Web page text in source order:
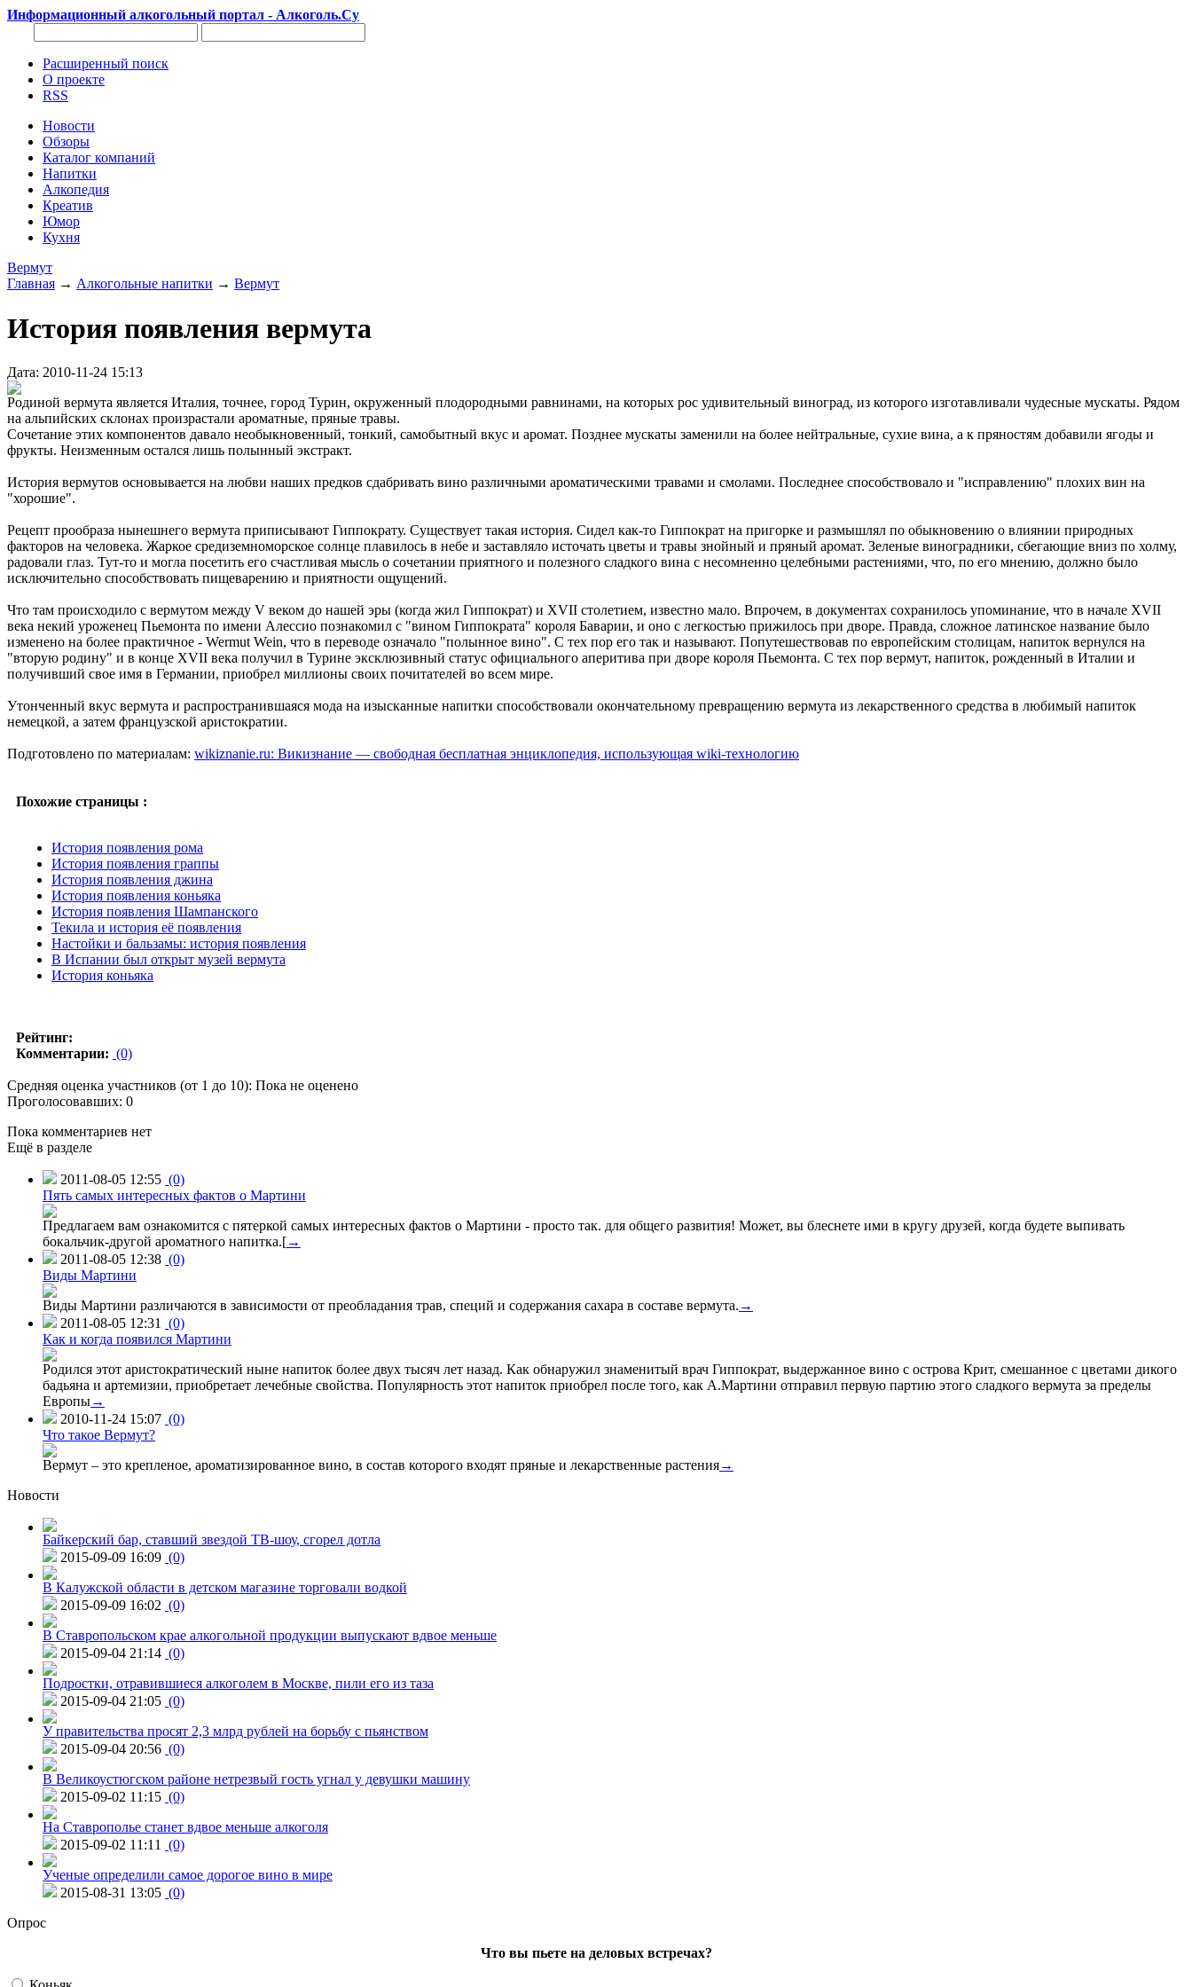
Информационный алкогольный портал - Алкоголь.Су
Расширенный поиск
О проекте
RSS
Новости
Обзоры
Каталог компаний
Напитки
Алкопедия
Креатив
Юмор
Кухня
Вермут
Главная → Алкогольные напитки → Вермут
История появления вермута
Дата: 2010-11-24 15:13
Родиной вермута является Италия, точнее, город Турин, окруженный плодородными равнинами, на которых рос удивительный виноград, из которого изготавливали чудесные мускаты. Рядом
на альпийских склонах произрастали ароматные, пряные травы.
Сочетание этих компонентов давало необыкновенный, тонкий, самобытный вкус и аромат. Позднее мускаты заменили на более нейтральные, сухие вина, а к пряностям добавили ягоды и
фрукты. Неизменным остался лишь полынный экстракт.
История вермутов основывается на любви наших предков сдабривать вино различными ароматическими травами и смолами. Последнее способствовало и "исправлению" плохих вин на
"хорошие".
Рецепт прообраза нынешнего вермута приписывают Гиппократу. Существует такая история. Сидел как-то Гиппократ на пригорке и размышлял по обыкновению о влиянии природных
факторов на человека. Жаркое средиземноморское солнце плавилось в небе и заставляло источать цветы и травы знойный и пряный аромат. Зеленые виноградники, сбегающие вниз по холму,
радовали глаз. Тут-то и могла посетить его счастливая мысль о сочетании приятного и полезного сладкого вина с несомненно целебными растениями, что, по его мнению, должно было
исключительно способствовать пищеварению и приятности ощущений.
Что там происходило с вермутом между V веком до нашей эры (когда жил Гиппократ) и XVII столетием, известно мало. Впрочем, в документах сохранилось упоминание, что в начале XVII
века некий уроженец Пьемонта по имени Алессио познакомил с "вином Гиппократа" короля Баварии, и оно с легкостью прижилось при дворе. Правда, сложное латинское название было
изменено на более практичное - Wermut Wein, что в переводе означало "полынное вино". С тех пор его так и называют. Попутешествовав по европейским столицам, напиток вернулся на
"вторую родину" и в конце XVII века получил в Турине эксклюзивный статус официального аперитива при дворе короля Пьемонта. С тех пор вермут, напиток, рожденный в Италии и
получивший свое имя в Германии, приобрел миллионы своих почитателей во всем мире.
Утонченный вкус вермута и распространившаяся мода на изысканные напитки способствовали окончательному превращению вермута из лекарственного средства в любимый напиток
немецкой, а затем французской аристократии.
Подготовлено по материалам: wikiznanie.ru: Викизнание — свободная беcплатная энциклопедия, использующая wiki-технологию
Похожие страницы :
История появления рома
История появления граппы
История появления джина
История появления коньяка
История появления Шампанского
Текила и история её появления
Настойки и бальзамы: история появления
В Испании был открыт музей вермута
История коньяка
Рейтинг:
Комментарии: (0)
Средняя оценка участников (от 1 до 10): Пока не оценено
Проголосовавших: 0
Пока комментариев нет
Ещё в разделе
2011-08-05 12:55 (0)
Пять самых интересных фактов о Мартини
Предлагаем вам ознакомится с пятеркой самых интересных фактов о Мартини - просто так. для общего развития! Может, вы блеснете ими в кругу друзей, когда будете выпивать
бокальчик-другой ароматного напитка.[→
2011-08-05 12:38 (0)
Виды Мартини
Виды Мартини различаются в зависимости от преобладания трав, специй и содержания сахара в составе вермута. →
2011-08-05 12:31
(0)
Как и когда появился Мартини
Родился этот аристократический ныне напиток более двух тысяч лет назад. Как обнаружил знаменитый врач Гиппократ, выдержанное вино с острова Крит, смешанное с цветами дикого
бадьяна и артемизии, приобретает лечебные свойства. Популярность этот напиток приобрел после того, как А.Мартини отправил первую партию этого сладкого вермута за пределы
Европы→
2010-11-24 15:07 (0)
Что такое Вермут?
Вермут – это крепленое, ароматизированное вино, в состав которого входят пряные и лекарственные растения→
Новости
Байкерский бар, ставший звездой ТВ-шоу, сгорел дотла
2015-09-09 16:09 (0)
В Калужской области в детском магазине торговали водкой
2015-09-09 16:02 (0)
В Ставропольском крае алкогольной продукции выпускают вдвое меньше
2015-09-04 21:14 (0)
Подростки, отравившиеся алкоголем в Москве, пили его из таза
2015-09-04 21:05 (0)
У правительства просят 2,3 млрд рублей на борьбу с пьянством
2015-09-04 20:56 (0)
В Великоустюгском районе нетрезвый гость угнал у девушки машину
2015-09-02 11:15 (0)
На Ставрополье станет вдвое меньше алкоголя
2015-09-02 11:11
(0)
Ученые определили самое дорогое вино в мире
2015-08-31 13:05 (0)
Опрос
Что вы пьете на деловых встречах?